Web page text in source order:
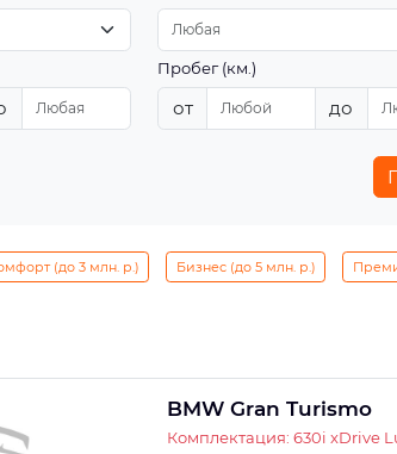
Пробег (км.)
от до
(до 3 млн. р.) Бизнес (до 5 млн. р.)
BMW Gran Turismo
Комплектация: 630i xDrive